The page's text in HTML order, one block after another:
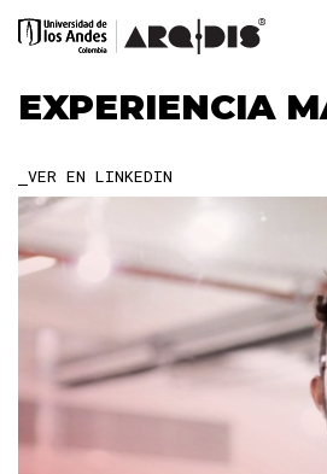
EXPERIENCIA
VER EN LINKEDIN